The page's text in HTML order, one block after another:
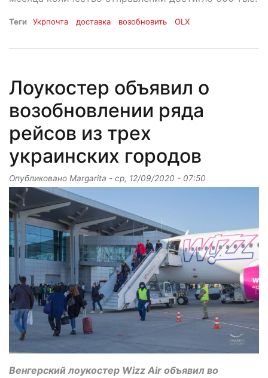
Теги Укрпочта доставка возобновить OLX
Лоукостер объявил о
возобновлении ряда
рейсов из трех
украинских городов
Опубликовано Margarita - ср, 12/09/2020 - 07:50
Венгерский лоукостер Wizz Air объявил во